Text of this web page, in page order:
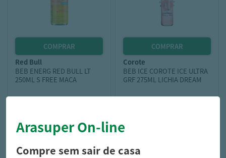
red bull
BEB ENERG RED BULL LT
250ML S FREE MACA
R$ 8,99
R$11,49
corote
BEB ICE COROTE ICE ULTRA
GRF 275ML LICHIA DREAM
Arasuper On-line
Compre sem sair de casa